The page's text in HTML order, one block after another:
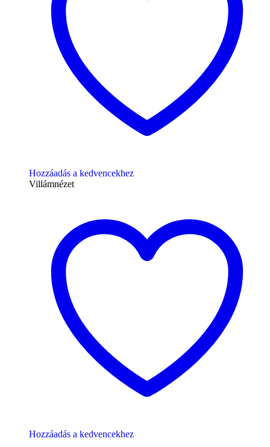
Hozzáadás a kedvencekhez
Villámnézet
Hozzáadás a kedvencekhez